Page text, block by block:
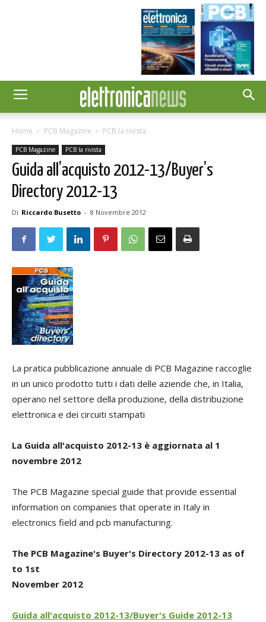
Home PCB Magazine PCB la rivista
PCB Magazine PCB la rivista
Guida all’acquisto 2012-13/Buyer’s
Directory 2012-13
Di Riccardo Busetto - 8 Novembre 2012
La pratica pubblicazione annuale di PCB Magazine raccoglie
in un unico prodotto tutti i dati delle aziende che, in Italia,
operano nel settore della produzione, della distribuzione
elettronica e dei circuiti stampati
La Guida all'acquisto 2012-13 è aggiornata al 1
novembre 2012
The PCB Magazine special guide that provide essential
information on companies that operate in Italy in
electronics field and pcb manufacturing.
The PCB Magazine's Buyer's Directory 2012-13 as of
to 1st
November 2012
Guida all'acquisto 2012-13/Buyer's Guide 2012-13